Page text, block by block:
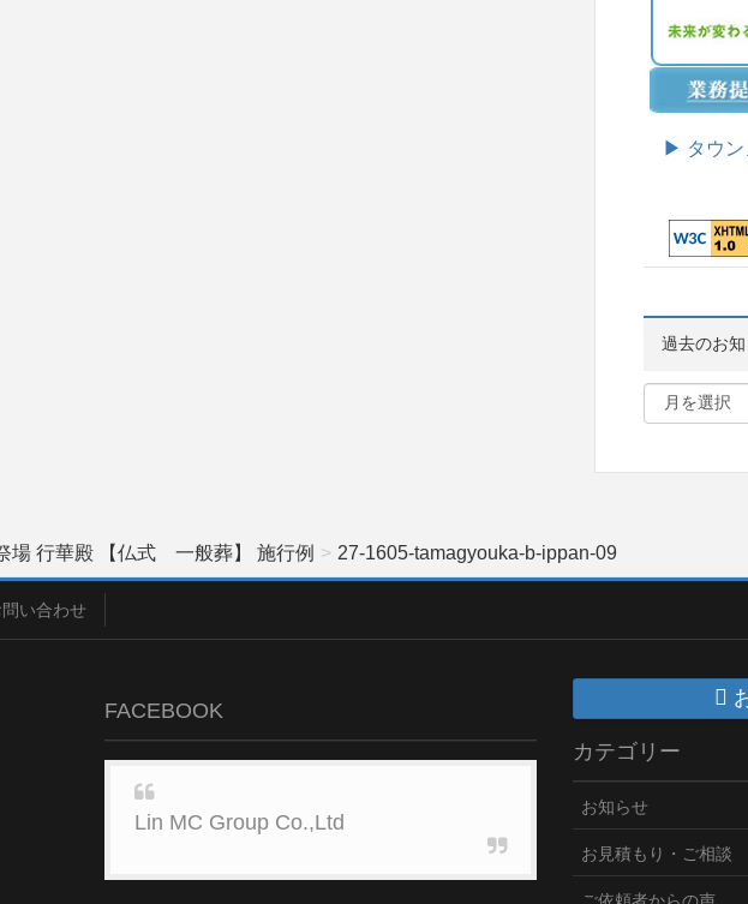
▶ タウン
過去のお
場 行華殿 【仏式 一般葬】 施行例 27-1605-tamagyouka-b-ippan-09
問い合わせ
FACEBOOK
Lin MC Group Co.,Ltd
カテゴリー
お知らせ
お見積もり・ご相談